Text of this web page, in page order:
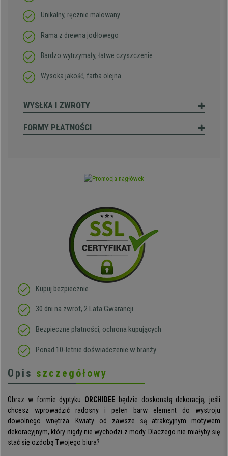
Unikalny, ręcznie malowany
Rama z drewna jodłowego
Bardzo wytrzymały, łatwe czyszczenie
Wysoka jakość, farba olejna
WYSŁKA I ZWROTY
FORMY PŁATNOŚCI
Kupuj bezpiecznie
30 dni na zwrot, 2 Lata Gwarancji
Bezpieczne płatności, ochrona kupujących
Ponad 10-letnie doświadczenie w branży
Opis szczegółowy
Obraz w formie dyptyku ORCHIDEE będzie doskonałą dekoracją, jeśli
chcesz wprowadzić radosny i pełen barw element do wystroju
dowolnego wnętrza. Kwiaty od zawsze są atrakcyjnym motywem
dekoracyjnym, który nigdy nie wychodzi z mody. Dlaczego nie miałyby się
stać się ozdobą Twojego biura?